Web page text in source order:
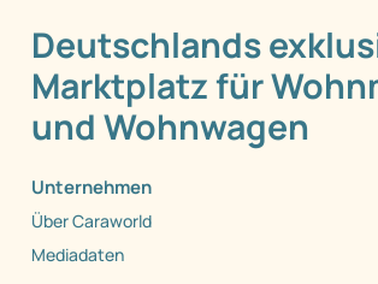
Deutschlands
Marktplatz für
und Wohnwagen
Unternehmen
Über Caraworld
Mediadaten